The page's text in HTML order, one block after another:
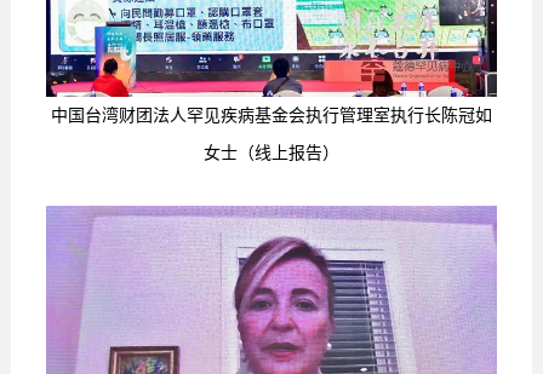
中国台湾财团法人罕见疾病基金会执行管理室执行长陈冠如
女士（线上报告）